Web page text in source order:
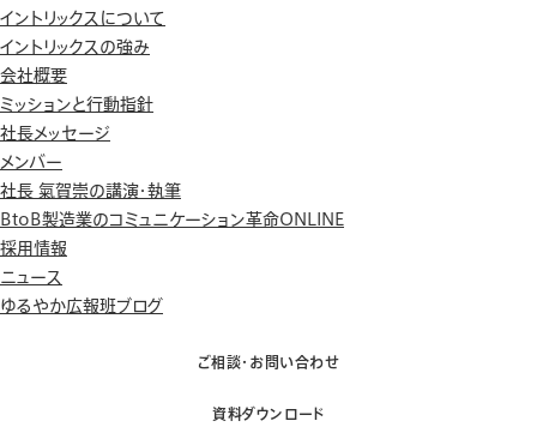
イントリックスについて
イントリックスの強み
会社概要
ミッションと行動指針
社長メッセージ
メンバー
社長 氣賀崇の講演・執筆
BtoB製造業のコミュニケーション革命ONLINE
採用情報
ニュース
ゆるやか広報班ブログ
ご相談・お問い合わせ
資料ダウンロード